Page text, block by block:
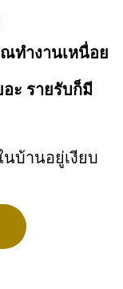
ทำงานเหนื่อย
ะ รายรับก็มี
บ้านอยู่เงียบ